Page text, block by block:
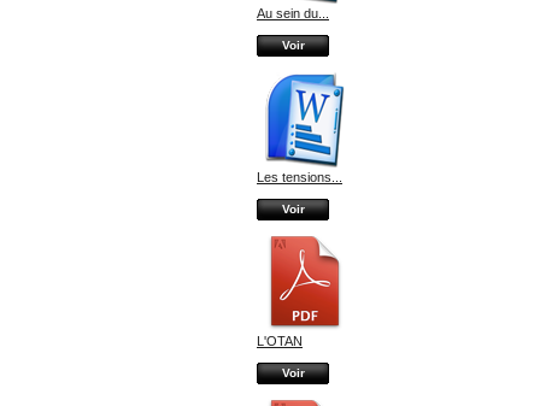
Au sein du...
Voir
Les tensions...
Voir
L'OTAN
Voir